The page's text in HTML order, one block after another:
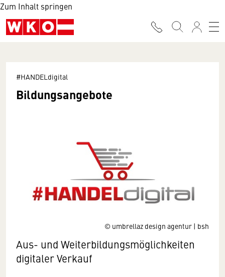
Zum Inhalt springen
© umbrellaz design agentur | bsh
#HANDELdigital
Bildungsangebote
Aus- und Weiterbildungsmöglichkeiten
digitaler Verkauf